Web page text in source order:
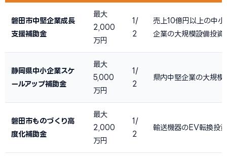
磐田市中堅企業成長
支援補助金
最大
2,000
万円
1/
2
売上10億円以上の中小
企業の大規模設備投資
静岡県中小企業スケ
ールアップ補助金
最大
5,000
万円
1/
2
県内中堅企業の大規模
磐田市ものづくり高
度化補助金
最大
2,000
万円
1/
2
輸送機器のEV転換投資